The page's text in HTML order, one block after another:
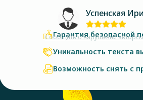
Успенская
Сообщить о нарушении
Гарантия безопасной
Уникальность текста
Возможность снять с